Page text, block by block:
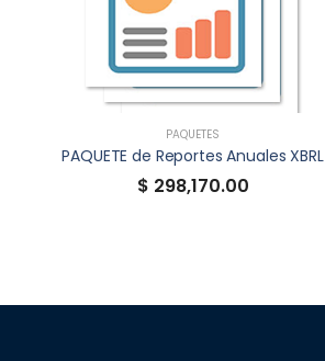
PAQUETES
PAQUETE de Reportes Anuales XBRL
$ 298,170.00